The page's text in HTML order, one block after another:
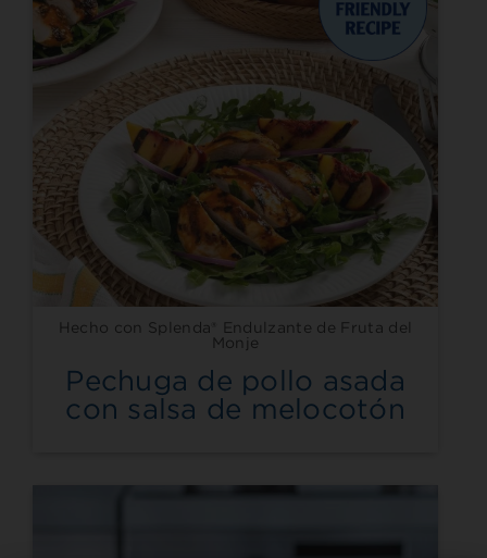
Hecho con Splenda® Endulzante de Fruta del
Monje
Pechuga de pollo asada
con salsa de melocotón